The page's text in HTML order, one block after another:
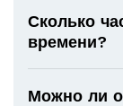
Сколько
времени?
Можно ли